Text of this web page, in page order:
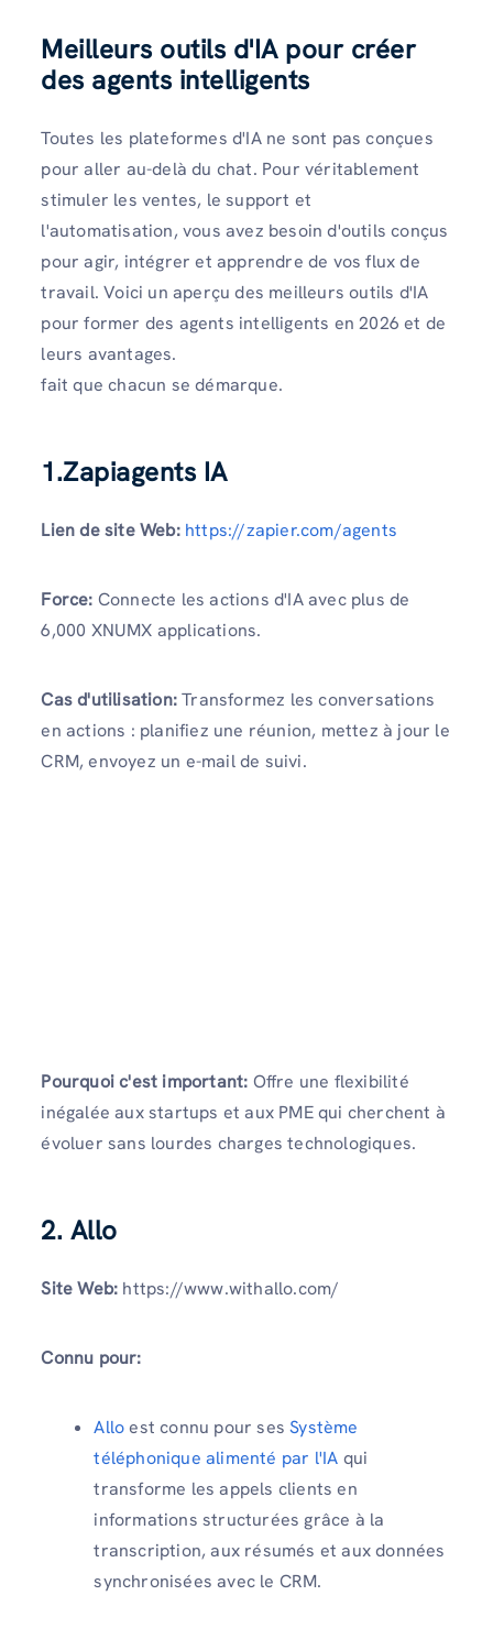
Meilleurs outils d'IA pour créer
des agents intelligents
Toutes les plateformes d'IA ne sont pas conçues
pour aller au-delà du chat. Pour véritablement
stimuler les ventes, le support et
l'automatisation, vous avez besoin d'outils conçus
pour agir, intégrer et apprendre de vos flux de
travail. Voici un aperçu des meilleurs outils d'IA
pour former des agents intelligents en 2026 et de
leurs avantages.
fait que chacun se démarque.
1.Zapiagents IA
Lien de site Web: https://zapier.com/agents
Force: Connecte les actions d'IA avec plus de
6,000 XNUMX applications.
Cas d'utilisation:Transformez les conversations
en actions : planifiez une réunion, mettez à jour le
CRM, envoyez un e-mail de suivi.
Pourquoi c'est important: Offre une flexibilité
inégalée aux startups et aux PME qui cherchent à
évoluer sans lourdes charges technologiques.
2. Allo
Site Web: https://www.withallo.com/
Connu pour:
Alloest connu pour sesSystème
téléphonique alimenté par l'IA qui
transforme les appels clients en
informations structurées grâce à la
transcription, aux résumés et aux données
synchronisées avec le CRM.